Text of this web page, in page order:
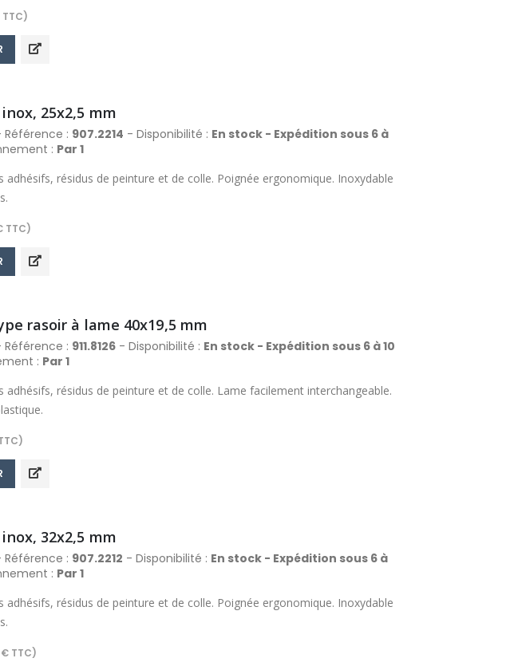
25x2,5 mm
Référence : 907.2214 - Disponibilité : En stock - Expédition sous 6 à
: Par 1
adhésifs, résidus de peinture et de colle. Poignée ergonomique. Inoxydable
TTC)
rasoir à lame 40x19,5 mm
Référence : 911.8126 - Disponibilité : En stock - Expédition sous 6 à 10
: Par 1
adhésifs, résidus de peinture et de colle. Lame facilement interchangeable.
32x2,5 mm
Référence : 907.2212 - Disponibilité : En stock - Expédition sous 6 à
: Par 1
adhésifs, résidus de peinture et de colle. Poignée ergonomique. Inoxydable
TTC)